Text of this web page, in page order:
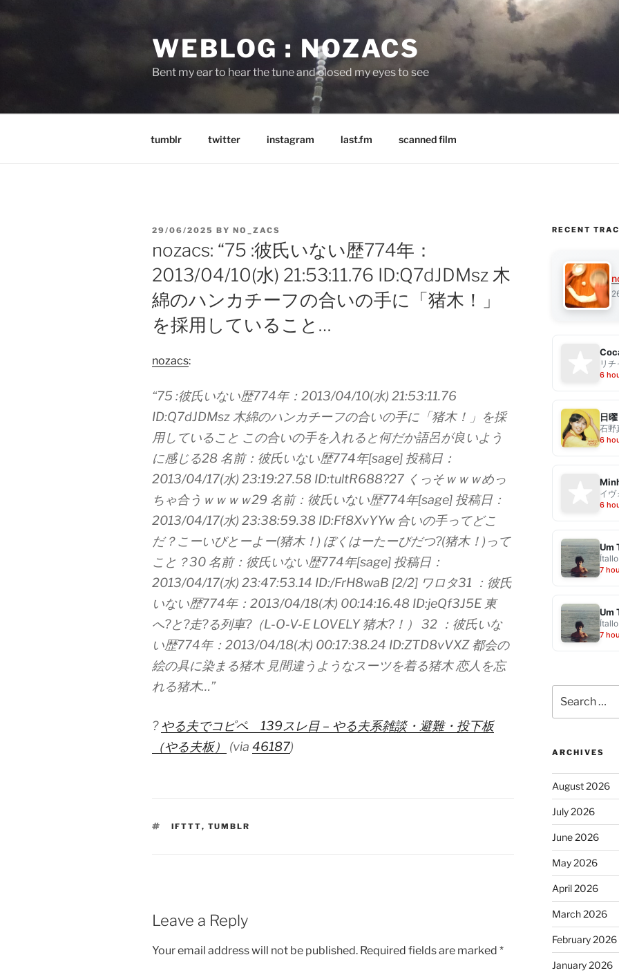
WEBLOG : NOZACS
Bent my ear to hear the tune and closed my eyes to see
tumblr twitter instagram last.fm scanned film
POSTED
29/06/2025 BY NO_ZACS
nozacs: “75 :彼氏いない歴774年：
2013/04/10(水) 21:53:11.76 ID:Q7dJDMsz 木
綿のハンカチーフの合いの手に「猪木！」
を採用していること…
nozacs:
“75 :彼氏いない歴774年：2013/04/10(水) 21:53:11.76
ID:Q7dJDMsz 木綿のハンカチーフの合いの手に「猪木！」を採
用していること この合いの手を入れると何だか語呂が良いよう
に感じる28 名前：彼氏いない歴774年[sage] 投稿日：
2013/04/17(水) 23:19:27.58 ID:tultR688?27 くっそｗｗｗめっ
ちゃ合うｗｗｗｗ29 名前：彼氏いない歴774年[sage] 投稿日：
2013/04/17(水) 23:38:59.38 ID:Ff8XvYYw 合いの手ってどこ
だ？こーいびとーよー(猪木！) ぼくはーたーびだつ?(猪木！)って
こと？30 名前：彼氏いない歴774年[sage] 投稿日：
2013/04/17(水) 23:47:53.14 ID:/FrH8waB [2/2] ワロタ31 ：彼氏
いない歴774年：2013/04/18(木) 00:14:16.48 ID:jeQf3J5E 東
へ?と?走?る列車?（L-O-V-E LOVELY 猪木?！） 32 ：彼氏いな
い歴774年：2013/04/18(木) 00:17:38.24 ID:ZTD8vVXZ 都会の
絵の具に染まる猪木 見間違うようなスーツを着る猪木 恋人を忘
れる猪木…”
?やる夫でコピペ 139スレ目 – やる夫系雑談・避難・投下板
（やる夫板）
(via 46187)
TAGS
IFTTT, TUMBLR
Leave a Reply
Your email address will not be published. Required fields are marked *
RECENT
リ
6
日
石野
6
イヴ
6
Um
Ítallo
7
Um
Ítallo
7
for:
ARCHIVES
August 2026
July 2026
June 2026
May 2026
April 2026
March 2026
February 2026
January 2026